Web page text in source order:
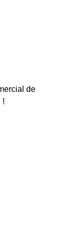
de
!